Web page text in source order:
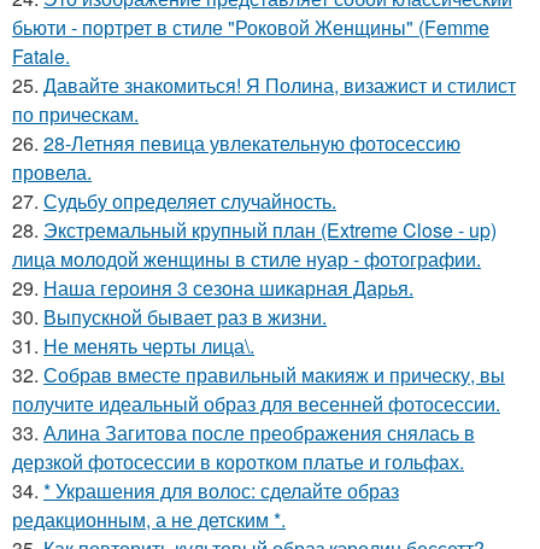
бьюти - портрет в стиле "Роковой Женщины" (Femme
Fatale.
25. Давайте знакомиться! Я Полина, визажист и стилист
по прическам.
26. 28-Летняя певица увлекательную фотосессию
провела.
27. Судьбу определяет случайность.
28. Экстремальный крупный план (Extreme Close - up)
лица молодой женщины в стиле нуар - фотографии.
29. Наша героиня 3 сезона шикарная Дарья.
30. Выпускной бывает раз в жизни.
31. Не менять черты лица\.
32. Собрав вместе правильный макияж и прическу, вы
получите идеальный образ для весенней фотосессии.
33. Алина Загитова после преображения снялась в
дерзкой фотосессии в коротком платье и гольфах.
34. * Украшения для волос: сделайте образ
редакционным, а не детским *.